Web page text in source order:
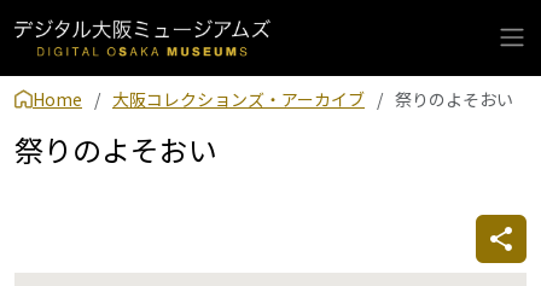
Home 大阪コレクションズ・アーカイブ 祭りのよそおい
祭りのよそおい